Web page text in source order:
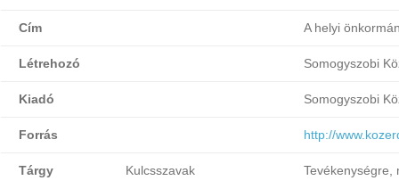
Cím A helyi
Létrehozó Somogyszobi
Kiadó Somogyszobi
Forrás http://
Tárgy Kulcsszavak Tevékenységre,